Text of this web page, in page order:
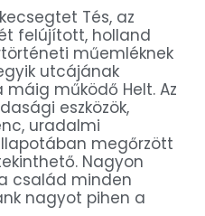
Tés, az
felújított, holland
műemléknek
utcájának
máig működő Helt. Az
eszközök,
uradalmi
megőrzött
Nagyon
család minden
nagyot pihen a